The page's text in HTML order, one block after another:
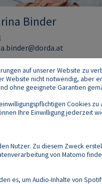
Binder
auf unserer Website zu
Website nicht notwendig,
ohne geeignete Garantien
einwilligungspflichtigen
Ihre Einwilligung
Nutzer. Zu diesem Zweck
von Matomo
es, um Audio-Inhalte von
Follow us on: